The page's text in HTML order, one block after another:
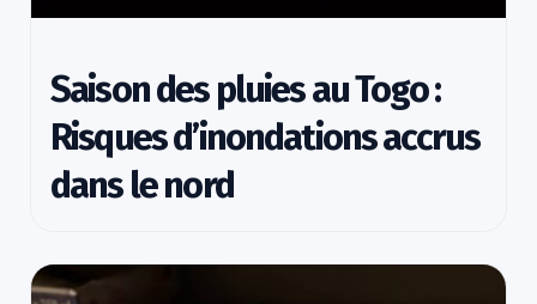
Saison des pluies au Togo :
Risques d’inondations accrus
dans le nord